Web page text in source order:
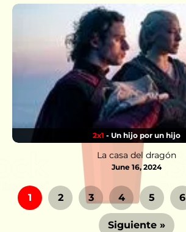
2x1 - Un hijo por un hijo
La casa del dragón
June 16, 2024
1 2 3 4 5 6
Siguiente »